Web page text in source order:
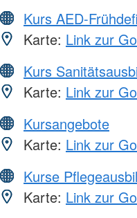
Kurs AED-
Karte: Link zur
Kurs
Karte: Link zur
Kursangebote
Karte: Link zur
Kurse
Karte: Link zur